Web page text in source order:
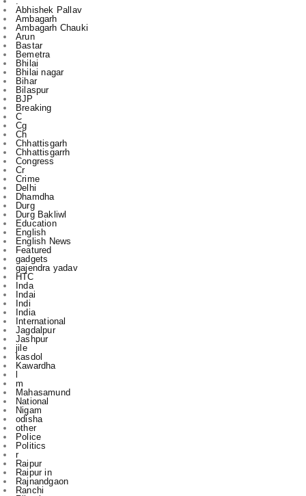
Bastar
Bemetra
Bhilai
Bhilai nagar
Bihar
Bilaspur
BJP
Breaking
C
Cg
Ch
Chhattisgarh
Chhattisgarrh
Congress
Cr
Crime
Delhi
Dhamdha
Durg
Durg Bakliwl
Education
English
English News
Featured
gadgets
gajendra yadav
HTC
Inda
Indai
Indi
India
International
Jagdalpur
Jashpur
jile
kasdol
Kawardha
l
m
Mahasamund
National
Nigam
odisha
other
Police
Politics
r
Raipur
Raipur in
Rajnandgaon
Ranchi
Rikeshsen
Risali
Rojgaar
Santosh Rai